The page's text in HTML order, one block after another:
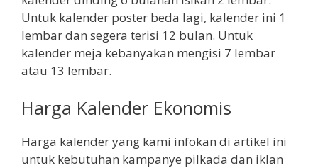
Untuk kalender poster beda lagi, kalender ini 1
lembar dan segera terisi 12 bulan. Untuk
kalender meja kebanyakan mengisi 7 lembar
atau 13 lembar.
Harga Kalender Ekonomis
Harga kalender yang kami infokan di artikel ini
untuk kebutuhan kampanye pilkada dan iklan